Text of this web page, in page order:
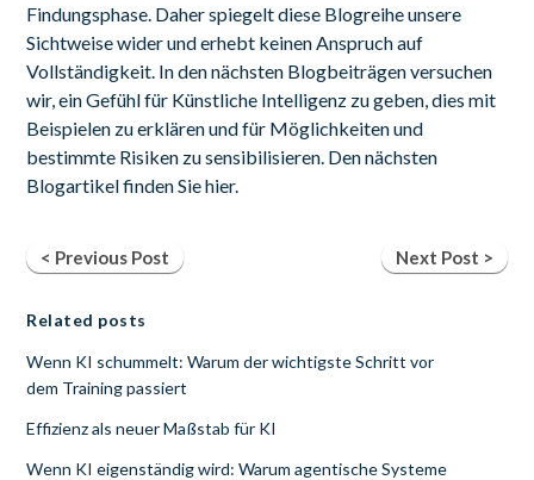
Findungsphase. Daher spiegelt diese Blogreihe unsere
Sichtweise wider und erhebt keinen Anspruch auf
Vollständigkeit. In den nächsten Blogbeiträgen versuchen
wir, ein Gefühl für Künstliche Intelligenz zu geben, dies mit
Beispielen zu erklären und für Möglichkeiten und
bestimmte Risiken zu sensibilisieren. Den nächsten
Blogartikel finden Siehier.
< Previous Post Next Post >
Related posts
Wenn KI schummelt: Warum der wichtigste Schritt vor
dem Training passiert
Effizienz als neuer Maßstab für KI
Wenn KI eigenständig wird: Warum agentische Systeme